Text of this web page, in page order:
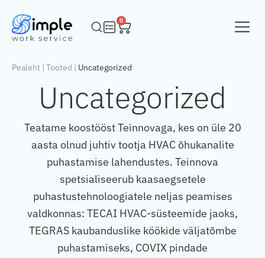
0
Pealeht | Tooted | Uncategorized
Uncategorized
Teatame koostööst Teinnovaga, kes on üle 20
aasta olnud juhtiv tootja HVAC õhukanalite
puhastamise lahendustes. Teinnova
spetsialiseerub kaasaegsetele
puhastustehnoloogiatele neljas peamises
valdkonnas: TECAI HVAC-süsteemide jaoks,
TEGRAS kaubanduslike köökide väljatõmbe
puhastamiseks, COVIX pindade